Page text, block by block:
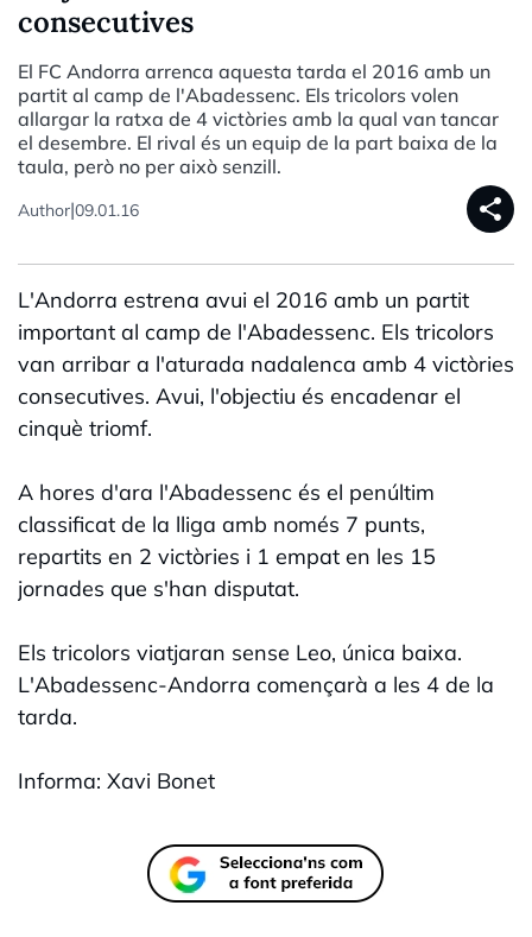
consecutives
El FC Andorra arrenca aquesta tarda el 2016 amb un
partit al camp de l'Abadessenc. Els tricolors volen
allargar la ratxa de 4 victòries amb la qual van tancar
el desembre. El rival és un equip de la part baixa de la
taula, però no per això senzill.
Author|09.01.16 share
L'Andorra estrena avui el 2016 amb un partit
important al camp de l'Abadessenc. Els tricolors
van arribar a l'aturada nadalenca amb 4 victòries
consecutives. Avui, l'objectiu és encadenar el
cinquè triomf.
A hores d'ara l'Abadessenc és el penúltim
classificat de la lliga amb només 7 punts,
repartits en 2 victòries i 1 empat en les 15
jornades que s'han disputat.
Els tricolors viatjaran sense Leo, única baixa.
L'Abadessenc-Andorra començarà a les 4 de la
tarda.
Informa: Xavi Bonet